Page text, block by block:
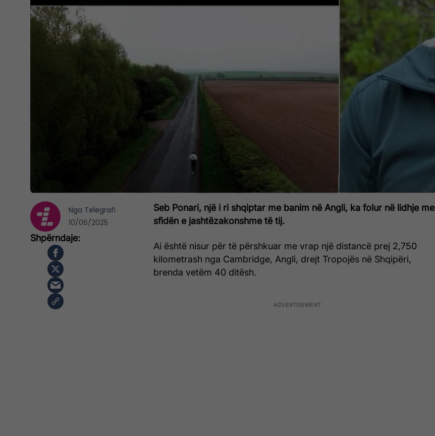
Seb Ponari, një i ri shqiptar me banim në Angli, ka folur në lidhje me
sfidën e jashtëzakonshme të tij.
Ai është nisur për të përshkuar me vrap një distancë prej 2,750
kilometrash nga Cambridge, Angli, drejt Tropojës në Shqipëri,
brenda vetëm 40 ditësh.
Nga Telegrafi
10/06/2025